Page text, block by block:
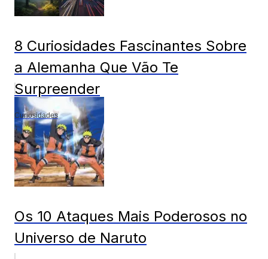
8 Curiosidades Fascinantes Sobre
a Alemanha Que Vão Te
Surpreender
Curiosidades
Os 10 Ataques Mais Poderosos no
Universo de Naruto